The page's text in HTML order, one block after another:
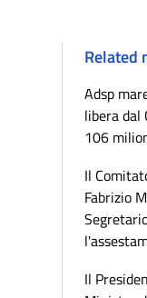
Related
Adsp
libera dal
106
Il
Fabrizio
Il